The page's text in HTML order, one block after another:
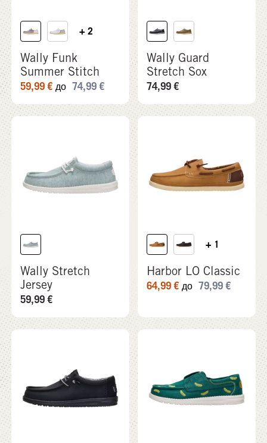
+ 2
Wally Funk
Summer Stitch
59,99€ до 74,99€
Wally Guard
Stretch Sox
74,99€
Wally Stretch
Jersey
59,99€
+ 1
Harbor LO Classic
64,99€ до 79,99€